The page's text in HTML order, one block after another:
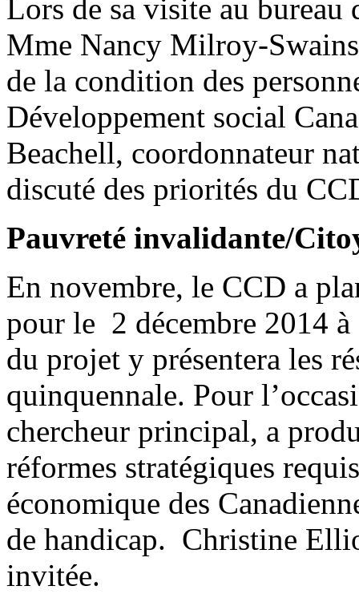
Lors de sa visite au
Mme Nancy Milroy-
de la condition des
Développement social
Beachell, coordonnateur
discuté des priorités du
Pauvreté invalidante/
En novembre, le CCD a
pour le 2 décembre 2014
du projet y présentera les
quinquennale. Pour
chercheur principal, a
réformes stratégiques
économique des
de handicap. Christine
invitée.